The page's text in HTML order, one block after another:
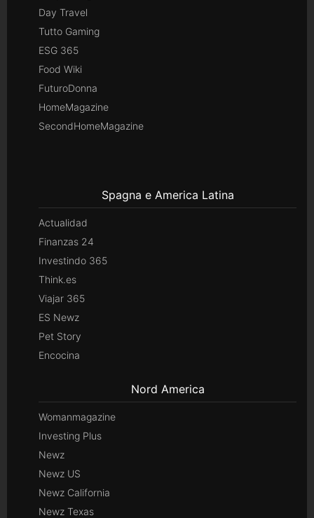
Day Travel
Tutto Gaming
ESG 365
Food Wiki
FuturoDonna
HomeMagazine
SecondHomeMagazine
Spagna e America Latina
Actualidad
Finanzas 24
Investindo 365
Think.es
Viajar 365
ES Newz
Pet Story
Encocina
Nord America
Womanmagazine
Investing Plus
Newz
Newz US
Newz California
Newz Texas